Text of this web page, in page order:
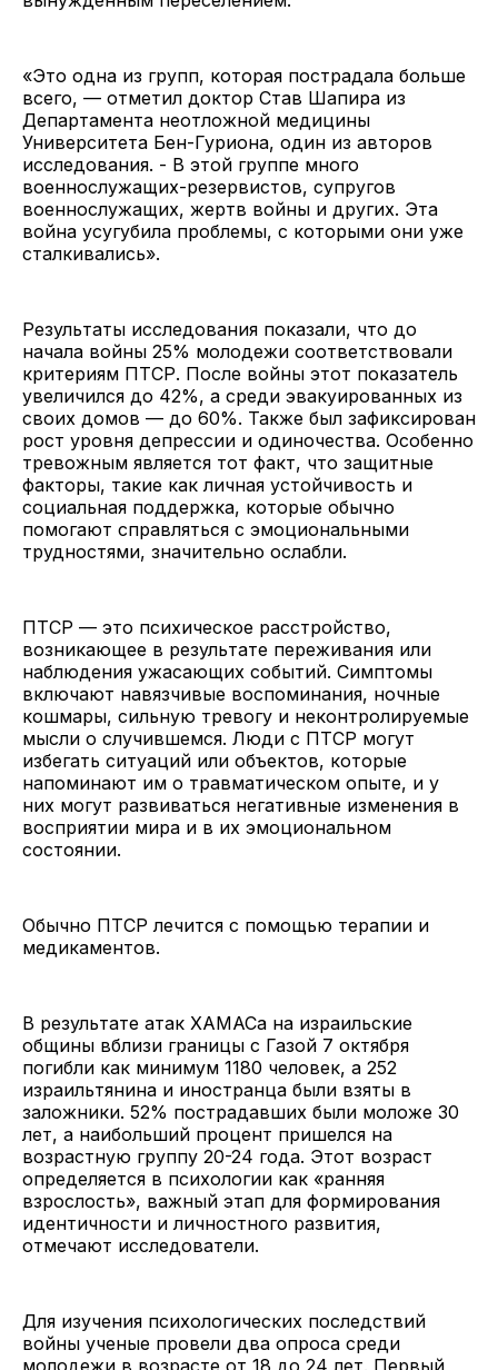
«Это одна из групп, которая пострадала больше
всего, — отметил доктор Став Шапира из
Департамента неотложной медицины
Университета Бен-Гуриона, один из авторов
исследования. - В этой группе много
военнослужащих-резервистов, супругов
военнослужащих, жертв войны и других. Эта
война усугубила проблемы, с которыми они уже
сталкивались».
Результаты исследования показали, что до
начала войны 25% молодежи соответствовали
критериям ПТСР. После войны этот показатель
увеличился до 42%, а среди эвакуированных из
своих домов — до 60%. Также был зафиксирован
рост уровня депрессии и одиночества. Особенно
тревожным является тот факт, что защитные
факторы, такие как личная устойчивость и
социальная поддержка, которые обычно
помогают справляться с эмоциональными
трудностями, значительно ослабли.
ПТСР — это психическое расстройство,
возникающее в результате переживания или
наблюдения ужасающих событий. Симптомы
включают навязчивые воспоминания, ночные
кошмары, сильную тревогу и неконтролируемые
мысли о случившемся. Люди с ПТСР могут
избегать ситуаций или объектов, которые
напоминают им о травматическом опыте, и у
них могут развиваться негативные изменения в
восприятии мира и в их эмоциональном
состоянии.
Обычно ПТСР лечится с помощью терапии и
медикаментов.
В результате атак ХАМАСа на израильские
общины вблизи границы с Газой 7 октября
погибли как минимум 1180 человек, а 252
израильтянина и иностранца были взяты в
заложники. 52% пострадавших были моложе 30
лет, а наибольший процент пришелся на
возрастную группу 20-24 года. Этот возраст
определяется в психологии как «ранняя
взрослость», важный этап для формирования
идентичности и личностного развития,
отмечают исследователи.
Для изучения психологических последствий
войны ученые провели два опроса среди
молодежи в возрасте от 18 до 24 лет. Первый